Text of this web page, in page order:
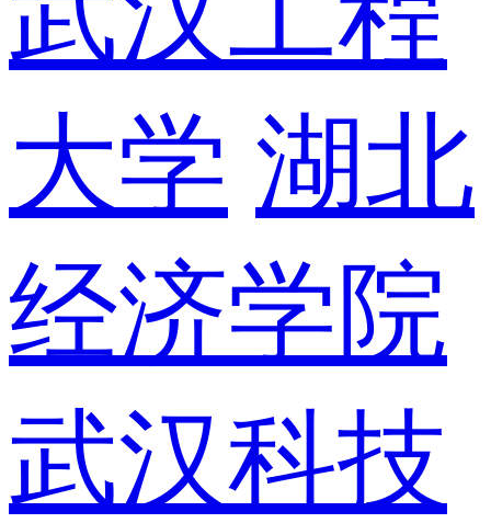
大学 湖北
经济学院
武汉科技